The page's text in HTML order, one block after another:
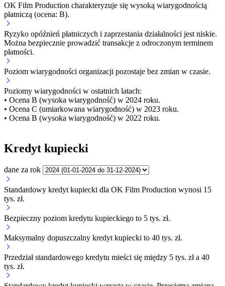
OK Film Production charakteryzuje się wysoką wiarygodnością
płatniczą (ocena: B).
Ryzyko opóźnień płatniczych i zaprzestania działalności jest niskie.
Można bezpiecznie prowadzić transakcje z odroczonym terminem
płatności.
Poziom wiarygodności organizacji pozostaje bez zmian w czasie.
Poziomy wiarygodności w ostatnich latach:
• Ocena B (wysoka wiarygodność) w 2024 roku.
• Ocena C (umiarkowana wiarygodność) w 2023 roku.
• Ocena B (wysoka wiarygodność) w 2022 roku.
Kredyt kupiecki
dane za rok
Standardowy kredyt kupiecki dla OK Film Production wynosi 15
tys. zł.
Bezpieczny poziom kredytu kupieckiego to 5 tys. zł.
Maksymalny dopuszczalny kredyt kupiecki to 40 tys. zł.
Przedział standardowego kredytu mieści się między 5 tys. zł a 40
tys. zł.